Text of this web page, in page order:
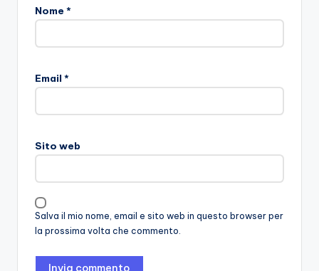
Nome *
Email *
Sito web
Salva il mio nome, email e sito web in questo browser per
la prossima volta che commento.